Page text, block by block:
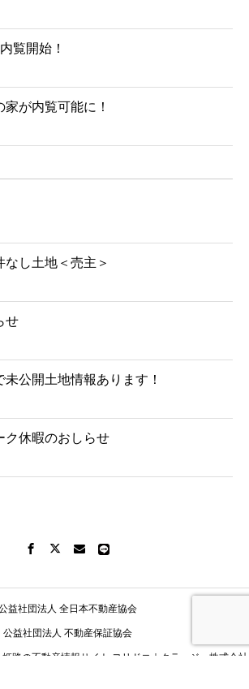
覧開始！
が内覧可能に！
し土地＜売主＞
せ
公開土地情報あります！
ク休暇のおしらせ
益社団法人 全日本不動産協会
公益社団法人 不動産保証協会
路の不動産情報サイト ヨリドコ｜クラージュ株式会社